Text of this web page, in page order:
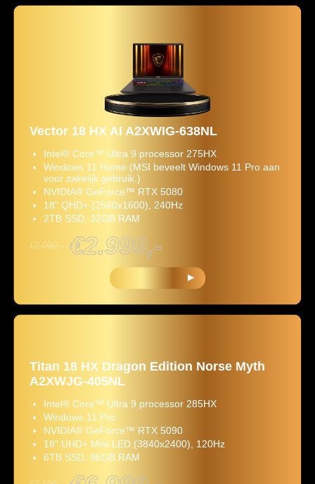
Vector 18 HX AI A2XWIG-638NL
Intel® Core™ Ultra 9 processor 275HX
Windows 11 Home (MSI beveelt Windows 11 Pro aan
voor zakelijk gebruik.)
NVIDIA® GeForce™ RTX 5080
18" QHD+ (2560x1600), 240Hz
2TB SSD, 32GB RAM
€3.099,- €2.999,-
Titan 18 HX Dragon Edition Norse Myth
A2XWJG-405NL
Intel® Core™ Ultra 9 processor 285HX
Windows 11 Pro
NVIDIA® GeForce™ RTX 5090
18" UHD+ Mini LED (3840x2400), 120Hz
6TB SSD, 96GB RAM